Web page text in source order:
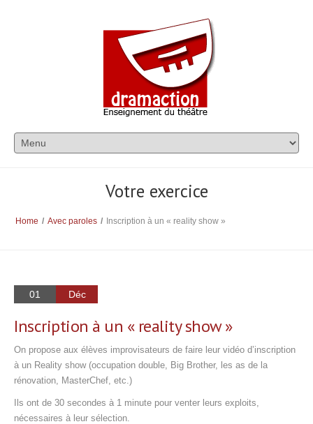
Votre exercice
Home / Avec paroles / Inscription à un « reality show »
01 Déc
Inscription à un « reality show »
On propose aux élèves improvisateurs de faire leur vidéo d’inscription
à un Reality show (occupation double, Big Brother, les as de la
rénovation, MasterChef, etc.)
Ils ont de 30 secondes à 1 minute pour venter leurs exploits,
nécessaires à leur sélection.